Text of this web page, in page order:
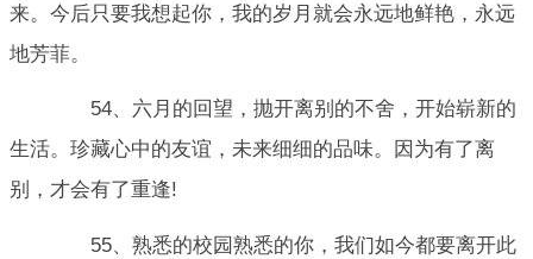
来。今后只要我想起你，我的岁月就会永远地鲜艳，永远
地芳菲。
54、六月的回望，抛开离别的不舍，开始崭新的
生活。珍藏心中的友谊，未来细细的品味。因为有了离
别，才会有了重逢!
55、熟悉的校园熟悉的你，我们如今都要离开此